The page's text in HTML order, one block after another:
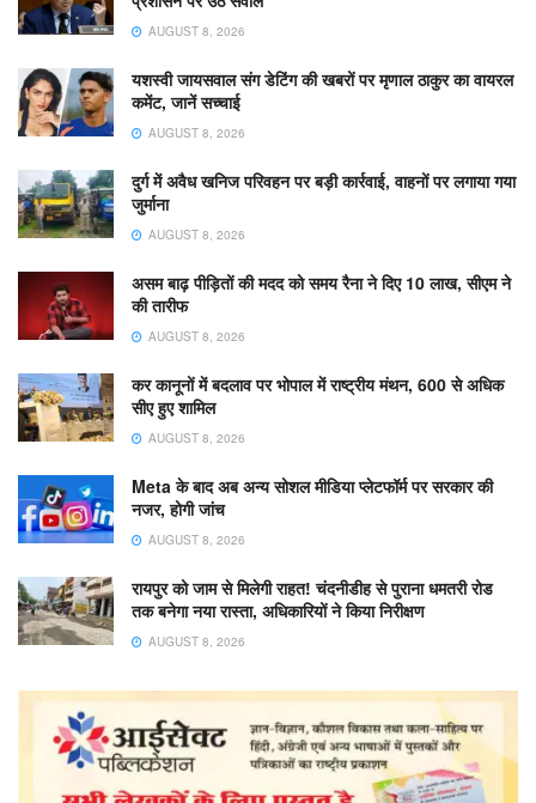
AUGUST 8, 2026
यशस्वी जायसवाल संग डेटिंग की खबरों पर मृणाल ठाकुर का वायरल
कमेंट, जानें सच्चाई
AUGUST 8, 2026
दुर्ग में अवैध खनिज परिवहन पर बड़ी कार्रवाई, वाहनों पर लगाया गया
जुर्माना
AUGUST 8, 2026
असम बाढ़ पीड़ितों की मदद को समय रैना ने दिए 10 लाख, सीएम ने
की तारीफ
AUGUST 8, 2026
कर कानूनों में बदलाव पर भोपाल में राष्ट्रीय मंथन, 600 से अधिक
सीए हुए शामिल
AUGUST 8, 2026
Meta के बाद अब अन्य सोशल मीडिया प्लेटफॉर्म पर सरकार की
नजर, होगी जांच
AUGUST 8, 2026
रायपुर को जाम से मिलेगी राहत! चंदनीडीह से पुराना धमतरी रोड
तक बनेगा नया रास्ता, अधिकारियों ने किया निरीक्षण
AUGUST 8, 2026